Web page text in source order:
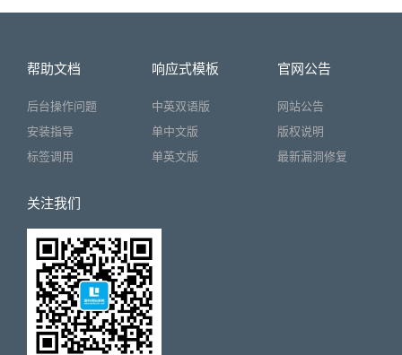
帮助文档
后台操作问题
安装指导
标签调用
响应式模板
中英双语版
单中文版
单英文版
官网公告
网站公告
版权说明
最新漏洞修复
关注我们